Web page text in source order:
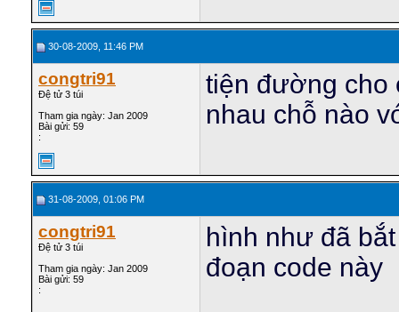
30-08-2009, 11:46 PM
congtri91
Đệ tử 3 túi
Tham gia ngày: Jan 2009
Bài gửi: 59
:
tiện đường cho
nhau chỗ nào
31-08-2009, 01:06 PM
congtri91
Đệ tử 3 túi
Tham gia ngày: Jan 2009
Bài gửi: 59
:
hình như đã
đoạn code này